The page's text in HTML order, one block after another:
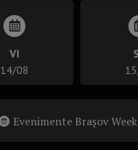
VI
14/08
Evenimente Brașov